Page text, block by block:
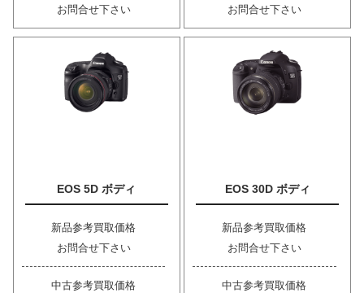
お問合せ下さい
お問合せ下さい
EOS 5D ボディ
新品参考買取価格
お問合せ下さい
中古参考買取価格
EOS 30D ボディ
新品参考買取価格
お問合せ下さい
中古参考買取価格